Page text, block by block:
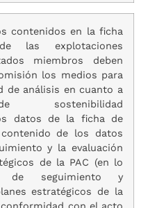
contenidos en la ficha
las explotaciones
miembros deben
los medios para
de análisis en cuanto a
sostenibilidad
datos de la ficha de
de los datos
y la evaluación
de la PAC (en lo
de seguimiento y
estratégicos de la